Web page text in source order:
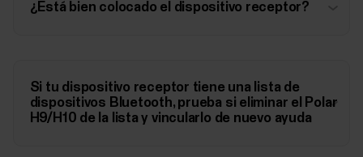
¿Está bien colocado el dispositivo receptor?
Si tu dispositivo receptor tiene una lista de
dispositivos Bluetooth, prueba si eliminar el Polar
H9/H10 de la lista y vincularlo de nuevo ayuda